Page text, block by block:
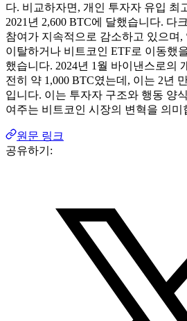
다. 비교하자면, 개인 투자자 유입 최
2021년 2,600 BTC에 달했습니다. 다
참여가 지속적으로 감소하고 있으며,
이탈하거나 비트코인 ​​ETF로 이동했
했습니다. 2024년 1월 바이낸스로의
전히 ​​약 1,000 BTC였는데, 이는 2년
입니다. 이는 투자자 구조와 행동 양
여주는 비트코인 ​​시장의 변혁을 의미
원문 링크
공유하기: